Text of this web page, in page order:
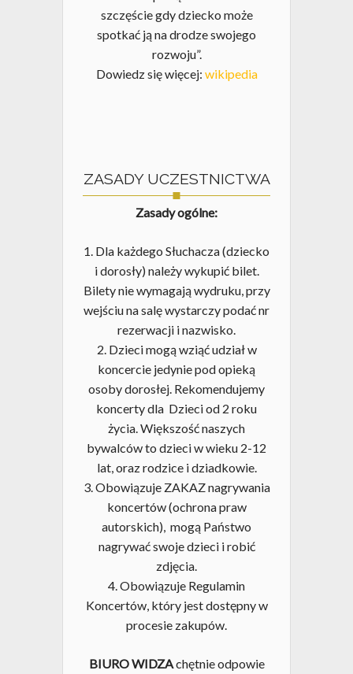
szczęście gdy dziecko może
spotkać ją na drodze swojego
rozwoju”.
Dowiedz się więcej: wikipedia
ZASADY UCZESTNICTWA
Zasady ogólne:
1. Dla każdego Słuchacza (dziecko
i dorosły) należy wykupić bilet.
Bilety nie wymagają wydruku, przy
wejściu na salę wystarczy podać nr
rezerwacji i nazwisko.
2. Dzieci mogą wziąć udział w
koncercie jedynie pod opieką
osoby dorosłej. Rekomendujemy
koncerty dla Dzieci od 2 roku
życia. Większość naszych
bywalców to dzieci w wieku 2-12
lat, oraz rodzice i dziadkowie.
3. Obowiązuje ZAKAZ nagrywania
koncertów (ochrona praw
autorskich), mogą Państwo
nagrywać swoje dzieci i robić
zdjęcia.
4. Obowiązuje Regulamin
Koncertów, który jest dostępny w
procesie zakupów.
BIURO WIDZAchętnie odpowie